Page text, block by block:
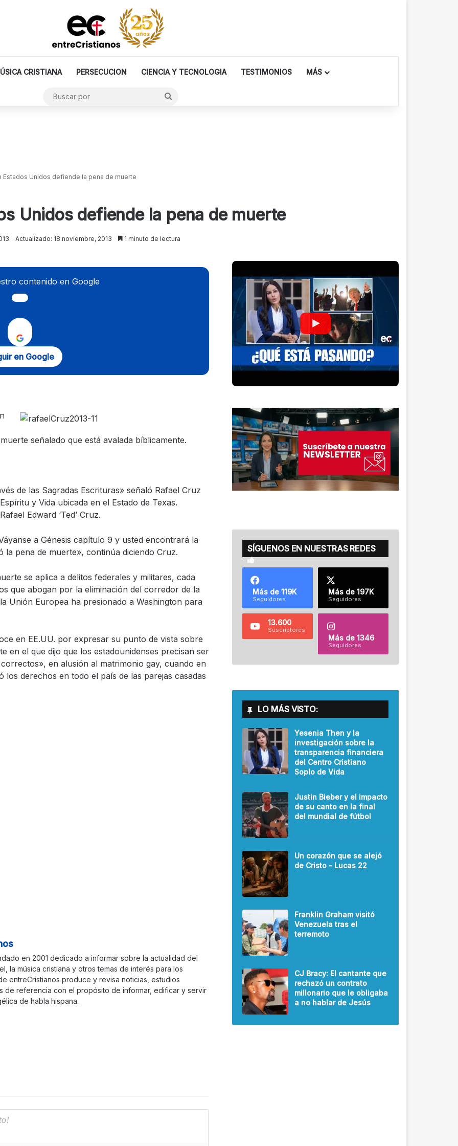
CRISTIANA PERSECUCION CIENCIA Y TECNOLOGIA TESTIMONIOS MÁS
Estados Unidos defiende la pena de muerte
Unidos defiende la pena de muerte
Actualizado: 18 noviembre, 2013 1 minuto de lectura
contenido en Google
en Google
señalado que está avalada bíblicamente.
de las Sagradas Escrituras» señaló Rafael Cruz
y Vida ubicada en el Estado de Texas.
Edward ‘Ted’ Cruz.
a Génesis capítulo 9 y usted encontrará la
pena de muerte», continúa diciendo Cruz.
se aplica a delitos federales y militares, cada
que abogan por la eliminación del corredor de la
Unión Europea ha presionado a Washington para
en EE.UU. por expresar su punto de vista sobre
en el que dijo que los estadounidenses precisan ser
en alusión al matrimonio gay, cuando en
derechos en todo el país de las parejas casadas
en 2001 dedicado a informar sobre la actualidad del
la música cristiana y otros temas de interés para los
entreCristianos produce y revisa noticias, estudios
de referencia con el propósito de informar, edificar y servir
de habla hispana.
SÍGUENOS EN NUESTRAS REDES
Más de 119K
Seguidores
Más de 197K
Seguidores
13.600
Suscriptores
Más de 1346
Seguidores
LO MÁS VISTO:
Yesenia Then y la
investigación sobre la
transparencia financiera
del Centro Cristiano
Soplo de Vida
Justin Bieber y el impacto
de su canto en la final
del mundial de fútbol
Un corazón que se alejó
de Cristo - Lucas 22
Franklin Graham visitó
Venezuela tras el
terremoto
CJ Bracy: El cantante que
rechazó un contrato
millonario que le obligaba
a no hablar de Jesús